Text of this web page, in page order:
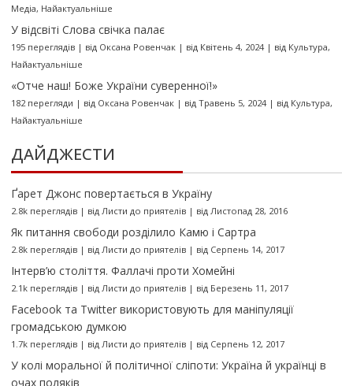
Медіа, Найактуальніше
У відсвіті Слова свічка палає
195 переглядів| від Оксана Ровенчак| від Квітень 4, 2024| від Культура,
Найактуальніше
«Отче наш! Боже України суверенної!»
182 перегляди | від Оксана Ровенчак| від Травень 5, 2024| від Культура,
Найактуальніше
ДАЙДЖЕСТИ
Ґарет Джонс повертається в Україну
2.8k переглядів| від Листи до приятелів| від Листопад 28, 2016
Як питання свободи розділило Камю і Сартра
2.8k переглядів| від Листи до приятелів| від Серпень 14, 2017
Інтерв’ю століття. Фаллачі проти Хомейні
2.1k переглядів| від Листи до приятелів| від Березень 11, 2017
Facebook та Twitter використовують для маніпуляції
громадською думкою
1.7k переглядів| від Листи до приятелів| від Серпень 12, 2017
У колі моральної й політичної сліпоти: Україна й українці в
очах поляків